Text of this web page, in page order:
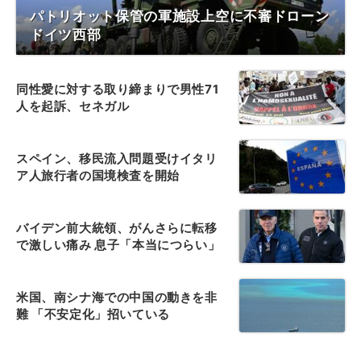
パトリオット保管の軍施設上空に不審ドローン
ドイツ西部
同性愛に対する取り締まりで男性71
人を起訴、セネガル
スペイン、移民流入問題受けイタリ
ア人旅行者の国境検査を開始
バイデン前大統領、がんさらに転移
で激しい痛み 息子「本当につらい」
米国、南シナ海での中国の動きを非
難 「不安定化」招いている